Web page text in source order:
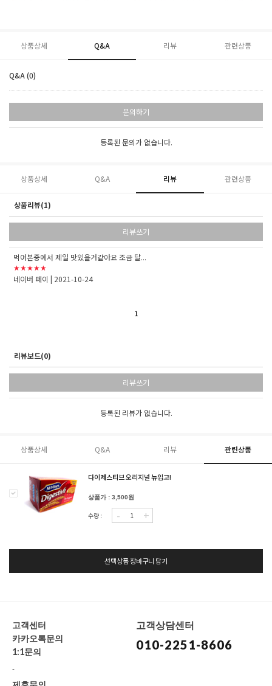
상품상세 Q&A 리뷰 관련상품
Q&A (0)
문의하기
등록된 문의가 없습니다.
상품상세 Q&A 리뷰 관련상품
상품리뷰(1)
리뷰쓰기
먹어본중에서 제일 맛있을거같아요 조금 달...
★★★★★
네이버 페이 | 2021-10-24
1
리뷰보드(0)
리뷰쓰기
등록된 리뷰가 없습니다.
상품상세 Q&A 리뷰 관련상품
다이제스티브 오리지널 뉴입고!
상품가 : 3,500원
수량 : - +
선택상품 장바구니 담기
고객센터
카카오톡문의
1:1문의
-
고객상담센터
010-2251-8606